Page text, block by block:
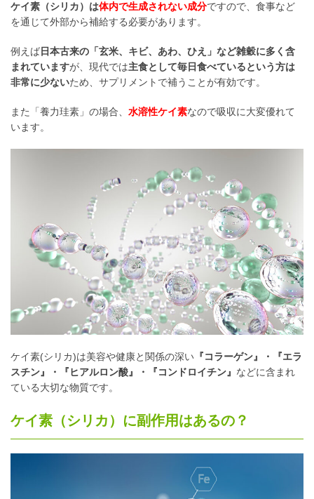
ケイ素（シリカ）は体内で生成されない成分ですので、食事など
を通じて外部から補給する必要があります。
例えば日本古来の「玄米、キビ、あわ、ひえ」など雑穀に多く含
まれていますが、現代では主食として毎日食べているという方は
非常に少ないため、サプリメントで補うことが有効です。
また「養力珪素」の場合、 水溶性ケイ素なので吸収に大変優れて
います。
ケイ素(シリカ)は美容や健康と関係の深い 『コラーゲン』・『エラ
スチン』・『ヒアルロン酸』・『コンドロイチン』 などに含まれ
ている大切な物質です。
ケイ素（シリカ）に副作用はあるの？